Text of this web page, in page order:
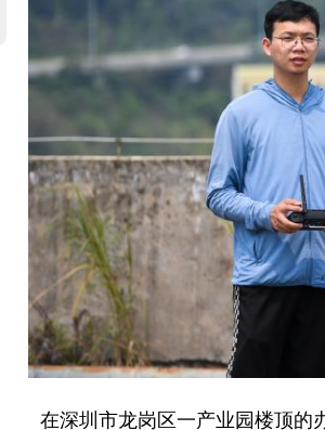
在深圳市龙岗区一产业园楼顶的办